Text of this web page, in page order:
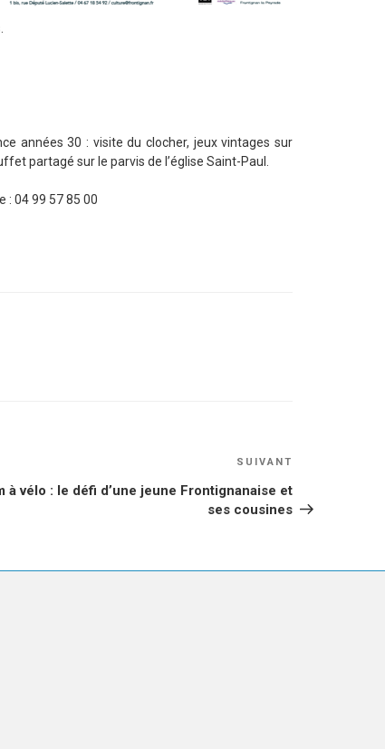
années 30 : visite du clocher, jeux vintages sur
partagé sur le parvis de l’église Saint-Paul.
: 04 99 57 85 00
SUIVANT
à vélo : le défi d’une jeune Frontignanaise et
ses cousines